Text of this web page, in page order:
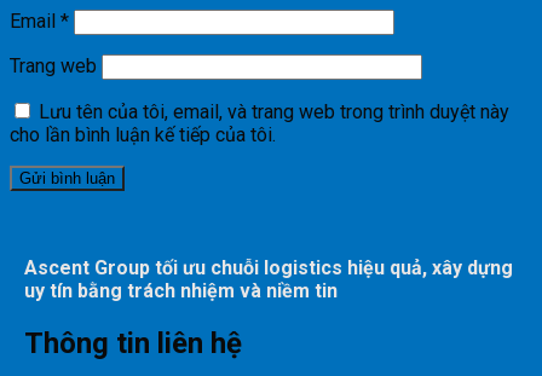
Email *
Trang web
Lưu tên của tôi, email, và trang web trong trình duyệt này
cho lần bình luận kế tiếp của tôi.
Ascent Group tối ưu chuỗi logistics hiệu quả, xây dựng
uy tín bằng trách nhiệm và niềm tin
Thông tin liên hệ